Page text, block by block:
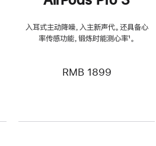
入耳式主动降噪，入主新声代。还具备心
率传感功能，锻炼时能测心率脚
¹。
RMB 1899